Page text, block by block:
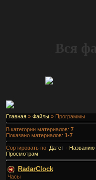
Вся
Главная » Файлы » Программы
В категории материалов: 7
Показано материалов: 1-7
Сортировать по: Дате · Названию
Просмотрам
RadarClock
Часы